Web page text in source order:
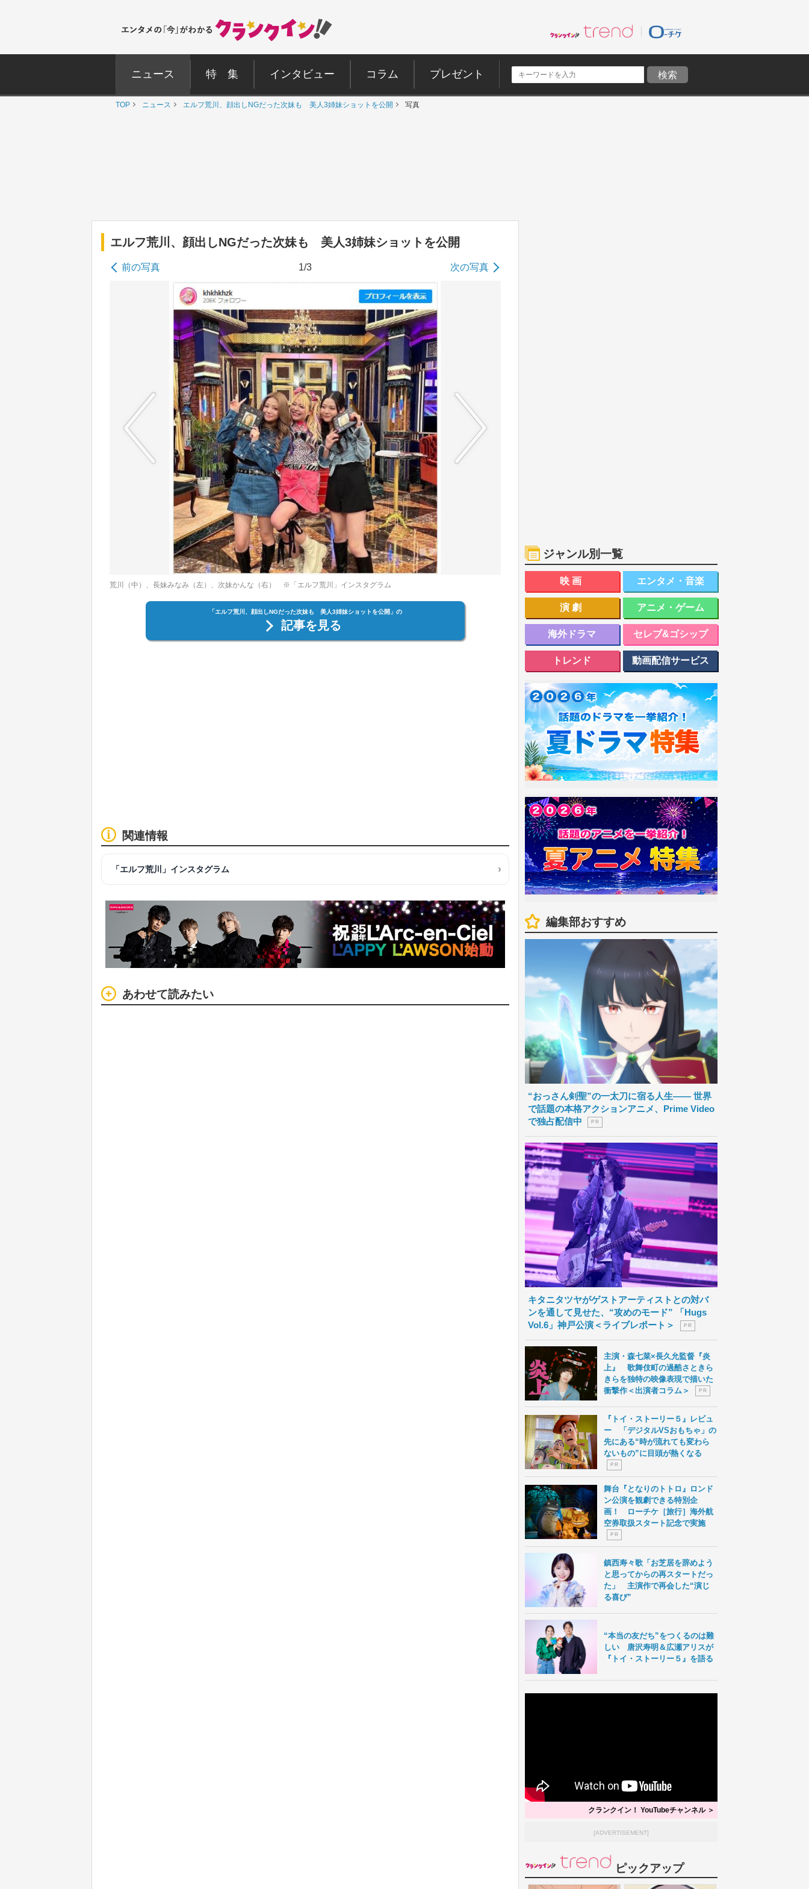
ニュース 特 集 インタビュー コラム プレゼント
TOP ニュース エルフ荒川、顔出しNGだった次妹も 美人3姉妹ショットを公開 写真
エルフ荒川、顔出しNGだった次妹も 美人3姉妹ショットを公開
前の写真 1/3 次の写真
荒川（中）、長妹みなみ（左）、次妹かんな（右） ※「エルフ荒川」インスタグラム
「エルフ荒川、顔出しNGだった次妹も 美人3姉妹ショットを公開」の
記事を見る
関連情報
「エルフ荒川」インスタグラム
あわせて読みたい
ジャンル別一覧
映画 エンタメ・音楽
演劇 アニメ・ゲーム
海外ドラマ セレブ&ゴシップ
トレンド 動画配信サービス
編集部おすすめ
“おっさん剣聖”の一太刀に宿る人生―― 世界
で話題の本格アクションアニメ、Prime Video
で独占配信中
P R
キタニタツヤがゲストアーティストとの対バ
ンを通して見せた、“攻めのモード” 「Hugs
Vol.6」神戸公演＜ライブレポート＞
P R
主演・森七菜×長久允監督『炎
上』 歌舞伎町の過酷さときら
きらを独特の映像表現で描いた
衝撃作＜出演者コラム＞
P R
『トイ・ストーリー５』レビュ
ー 「デジタルVSおもちゃ」の
先にある“時が流れても変わら
ないもの”に目頭が熱くなる
P R
舞台『となりのトトロ』ロンド
ン公演を観劇できる特別企
画！ ローチケ［旅行］海外航
空券取扱スタート記念で実施
P R
鎮西寿々歌「お芝居を辞めよう
と思ってからの再スタートだっ
た」 主演作で再会した“演じ
る喜び”
“本当の友だち”をつくるのは難
しい 唐沢寿明＆広瀬アリスが
『トイ・ストーリー５』を語る
クランクイン！ YouTubeチャンネル ＞
[ADVERTISEMENT]
ピックアップ